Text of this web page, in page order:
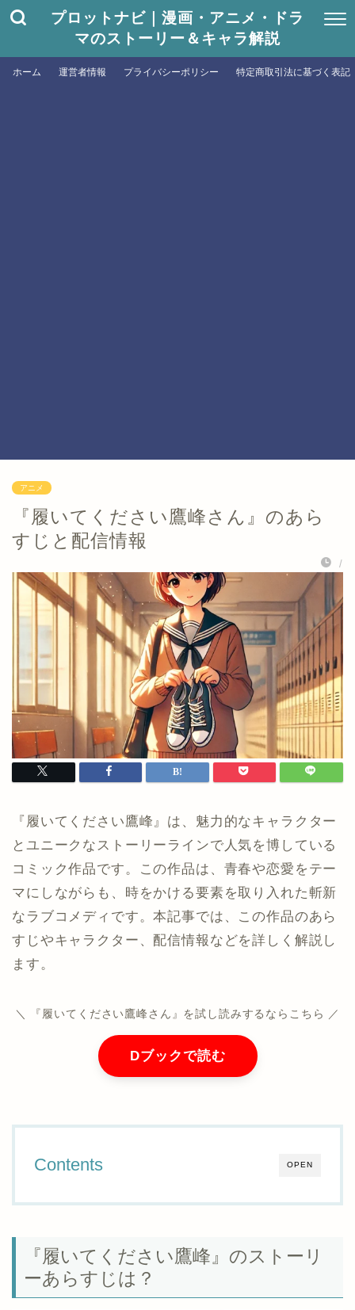
プロットナビ｜漫画・アニメ・ドラ
マのストーリー＆キャラ解説
ホーム 運営者情報 プライバシーポリシー 特定商取引法に基づく表記
アニメ
『履いてください鷹峰さん』のあら
すじと配信情報
/
『履いてください鷹峰』は、魅力的なキャラクター
とユニークなストーリーラインで人気を博している
コミック作品です。この作品は、青春や恋愛をテー
マにしながらも、時をかける要素を取り入れた斬新
なラブコメディです。本記事では、この作品のあら
すじやキャラクター、配信情報などを詳しく解説し
ます。
＼ 『履いてください鷹峰さん』を試し読みするならこちら ／
Dブックで読む
OPEN
Contents
『履いてください鷹峰』のストーリ
ーあらすじは？